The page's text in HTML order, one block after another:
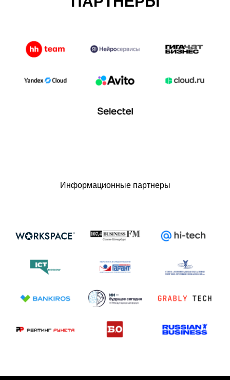
Информационные партнеры